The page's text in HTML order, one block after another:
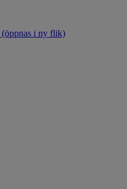
(öppnas i ny flik)